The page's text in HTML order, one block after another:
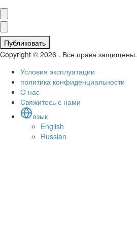
Публиковать
Copyright © 2026 . Все права защищены.
Условия эксплуатации
политика конфиденциальности
О нас
Свяжитесь с нами
язык
English
Russian